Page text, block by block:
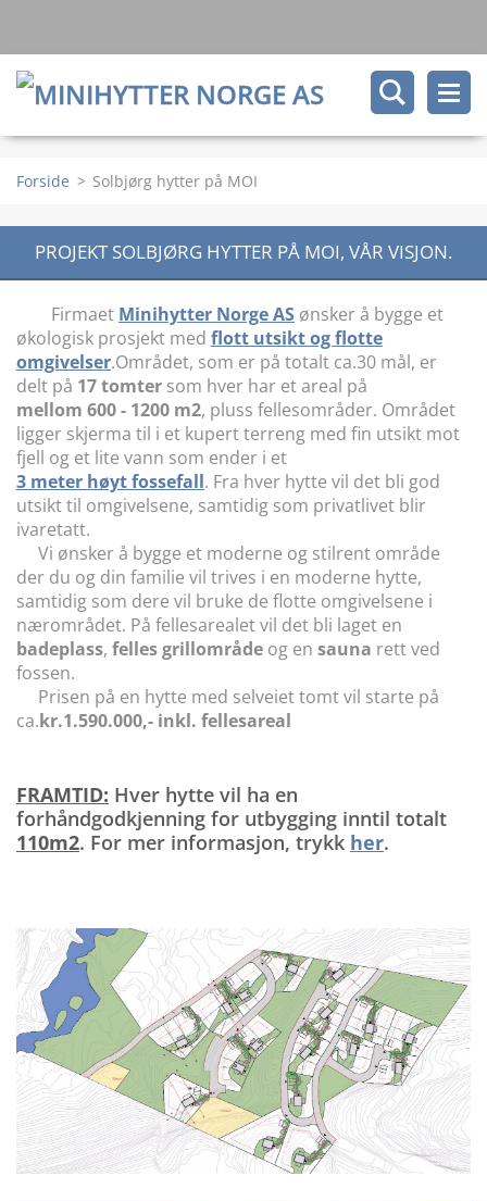
Forside > Solbjørg hytter på MOI
PROJEKT SOLBJØRG HYTTER PÅ MOI, VÅR VISJON.
Firmaet Minihytter Norge AS ønsker å bygge et
økologisk prosjekt med flott utsikt og flotte
omgivelser.Området, som er på totalt ca.30 mål, er
delt på 17 tomter som hver har et areal på
mellom 600 - 1200 m2, pluss fellesområder. Området
ligger skjerma til i et kupert terreng med fin utsikt mot
fjell og et lite vann som ender i et
3 meter høyt fossefall. Fra hver hytte vil det bli god
utsikt til omgivelsene, samtidig som privatlivet blir
ivaretatt.
Vi ønsker å bygge et moderne og stilrent område
der du og din familie vil trives i en moderne hytte,
samtidig som dere vil bruke de flotte omgivelsene i
nærområdet. På fellesarealet vil det bli laget en
badeplass, felles grillområde og en sauna rett ved
fossen.
Prisen på en hytte med selveiet tomt vil starte på
ca.kr.1.590.000,- inkl. fellesareal
FRAMTID: Hver hytte vil ha en
forhåndgodkjenning for utbygging inntil totalt
110m2. For mer informasjon, trykk her.